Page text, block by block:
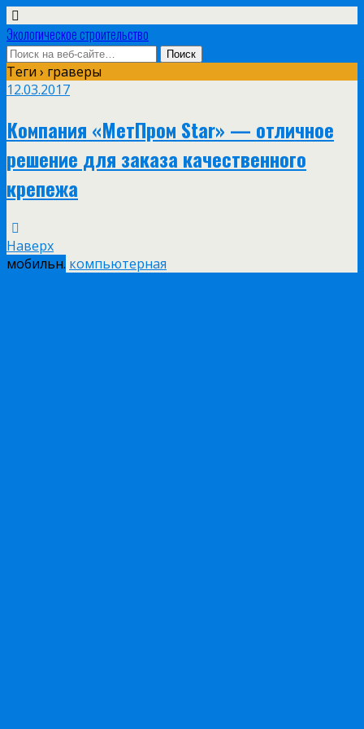
Экологическое строительство
Теги › граверы
12.03.2017
Компания «МетПром Star» — отличное
решение для заказа качественного
крепежа
Наверх
мобильн. компьютерная